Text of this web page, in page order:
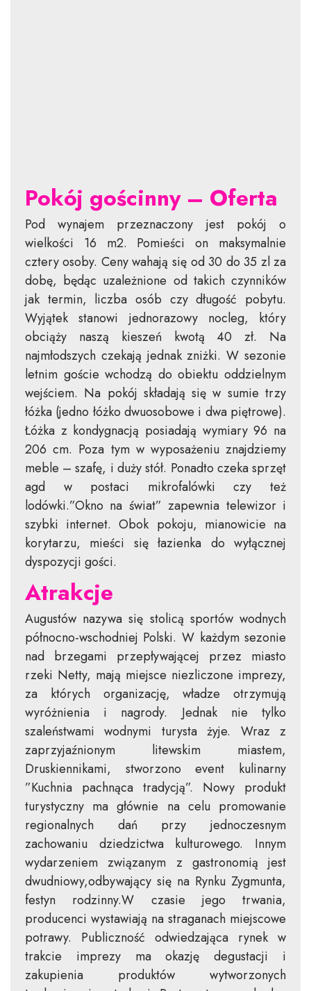
Pokój gościnny – Oferta
Pod wynajem przeznaczony jest pokój o
wielkości 16 m2. Pomieści on maksymalnie
cztery osoby. Ceny wahają się od 30 do 35 zl za
dobę, będąc uzależnione od takich czynników
jak termin, liczba osób czy długość pobytu.
Wyjątek stanowi jednorazowy nocleg, który
obciąży naszą kieszeń kwotą 40 zł. Na
najmłodszych czekają jednak zniżki. W sezonie
letnim goście wchodzą do obiektu oddzielnym
wejściem. Na pokój składają się w sumie trzy
łóżka (jedno łóżko dwuosobowe i dwa piętrowe).
Łóżka z kondygnacją posiadają wymiary 96 na
206 cm. Poza tym w wyposażeniu znajdziemy
meble – szafę, i duży stół. Ponadto czeka sprzęt
agd w postaci mikrofalówki czy też
lodówki.”Okno na świat” zapewnia telewizor i
szybki internet. Obok pokoju, mianowicie na
korytarzu, mieści się łazienka do wyłącznej
dyspozycji gości.
Atrakcje
Augustów nazywa się stolicą sportów wodnych
północno-wschodniej Polski. W każdym sezonie
nad brzegami przepływającej przez miasto
rzeki Netty, mają miejsce niezliczone imprezy,
za których organizację, władze otrzymują
wyróżnienia i nagrody. Jednak nie tylko
szaleństwami wodnymi turysta żyje. Wraz z
zaprzyjaźnionym litewskim miastem,
Druskiennikami, stworzono event kulinarny
”Kuchnia pachnąca tradycją”. Nowy produkt
turystyczny ma głównie na celu promowanie
regionalnych dań przy jednoczesnym
zachowaniu dziedzictwa kulturowego. Innym
wydarzeniem związanym z gastronomią jest
dwudniowy,odbywający się na Rynku Zygmunta,
festyn rodzinny.W czasie jego trwania,
producenci wystawiają na straganach miejscowe
potrawy. Publiczność odwiedzająca rynek w
trakcie imprezy ma okazję degustacji i
zakupienia produktów wytworzonych